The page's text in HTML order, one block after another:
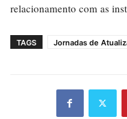
relacionamento com as
TAGS Jornadas de